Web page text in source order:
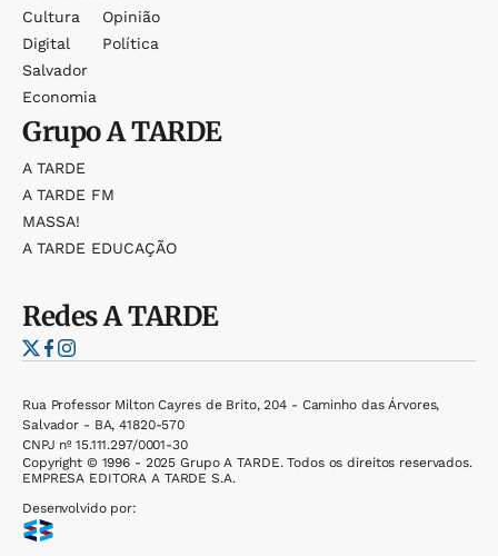
Cultura
Digital
Salvador
Economia
Opinião
Política
GrupoA TARDE
A TARDE
A TARDE FM
MASSA!
A TARDE EDUCAÇÃO
RedesA TARDE
Rua Professor Milton Cayres de Brito, 204 - Caminho das Árvores,
Salvador - BA, 41820-570
CNPJ nº 15.111.297/0001-30
Copyright © 1996 - 2025 Grupo A TARDE. Todos os direitos reservados.
EMPRESA EDITORA A TARDE S.A.
Desenvolvido por: